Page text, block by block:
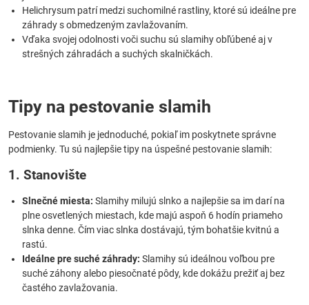
Helichrysum patrí medzi suchomilné rastliny, ktoré sú ideálne pre
záhrady s obmedzeným zavlažovaním.
Vďaka svojej odolnosti voči suchu sú slamihy obľúbené aj v
strešných záhradách a suchých skalničkách.
Tipy na pestovanie slamih
Pestovanie slamih je jednoduché, pokiaľ im poskytnete správne
podmienky. Tu sú najlepšie tipy na úspešné pestovanie slamih:
1. Stanovište
Slnečné miesta: Slamihy milujú slnko a najlepšie sa im darí na
plne osvetlených miestach, kde majú aspoň 6 hodín priameho
slnka denne. Čím viac slnka dostávajú, tým bohatšie kvitnú a
rastú.
Ideálne pre suché záhrady: Slamihy sú ideálnou voľbou pre
suché záhony alebo piesočnaté pôdy, kde dokážu prežiť aj bez
častého zavlažovania.